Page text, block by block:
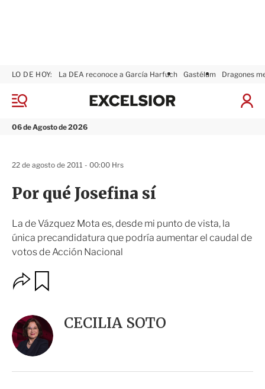
M
n
06 de Agosto de 2026
LO DE HOY: La DEA reconoce a García Harfuch Gastélum Dragones
I
n
x
Por qué Josefina sí
La de Vázquez Mota es, desde mi punto de vista, la
única precandidatura que podría aumentar el caudal de
votos de Acción Nacional
22 de agosto de 2011 - 00:00 Hrs
O
p
o
n
e
s
a
r
CECILIA SOTO